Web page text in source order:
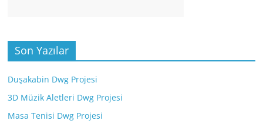
Son Yazılar
Duşakabin Dwg Projesi
3D Müzik Aletleri Dwg Projesi
Masa Tenisi Dwg Projesi